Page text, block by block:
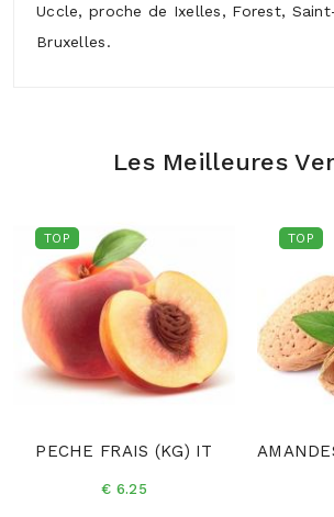
Uccle, proche de Ixelles, Forest,
Bruxelles.
Les Meilleures
TOP
PECHE FRAIS (KG) IT
€ 6.25
TOP